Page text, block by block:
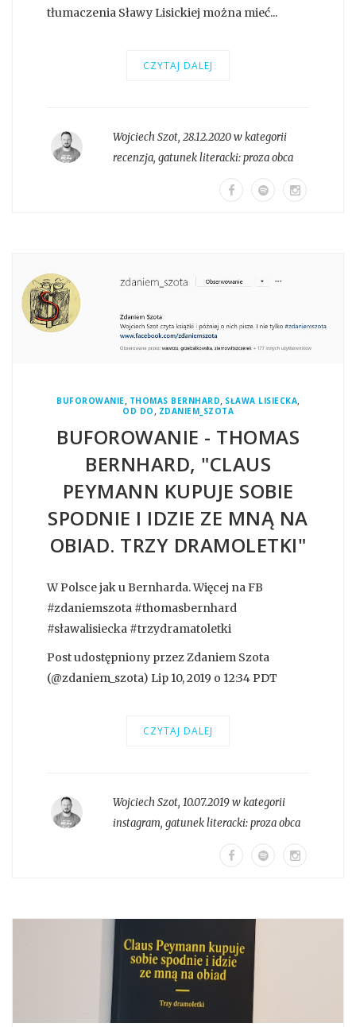
tłumaczenia Sławy Lisickiej można mieć...
CZYTAJ DALEJ
Wojciech Szot, 28.12.2020 w kategorii
recenzja, gatunek literacki:proza obca
BUFOROWANIE, THOMAS BERNHARD, SŁAWA LISIECKA,
OD DO , ZDANIEM_SZOTA
BUFOROWANIE - THOMAS
BERNHARD, "CLAUS
PEYMANN KUPUJE SOBIE
SPODNIE I IDZIE ZE MNĄ NA
OBIAD. TRZY DRAMOLETKI"
W Polsce jak u Bernharda. Więcej na FB
#zdaniemszota #thomasbernhard
#sławalisiecka #trzydramatoletki
Post udostępniony przez Zdaniem Szota
(@zdaniem_szota) Lip 10, 2019 o 12:34 PDT
CZYTAJ DALEJ
Wojciech Szot, 10.07.2019 w kategorii
instagram, gatunek literacki:proza obca